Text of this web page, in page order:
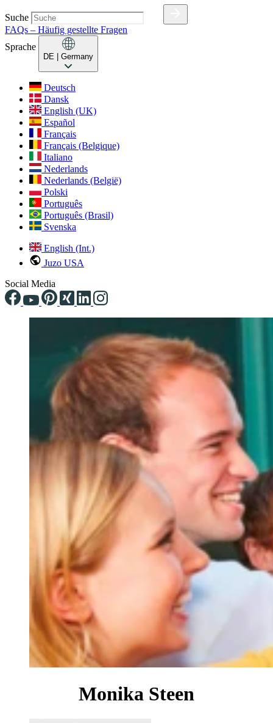
Suche
FAQs – Häufig gestellte Fragen
Sprache
DE | Germany
Deutsch
Dansk
English (UK)
Español
Français
Français (Belgique)
Italiano
Nederlands
Nederlands (België)
Polski
Português
Português (Brasil)
Svenska
English (Int.)
Juzo USA
Social Media
Monika Steen